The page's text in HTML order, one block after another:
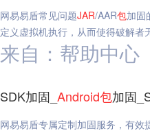
网易易盾常见问题JAR/AAR包加固
定义虚拟机执行，从而使得破解
来自：帮助中心
SDK加固_ Android包加固
网易易盾专属定制加固服务，有